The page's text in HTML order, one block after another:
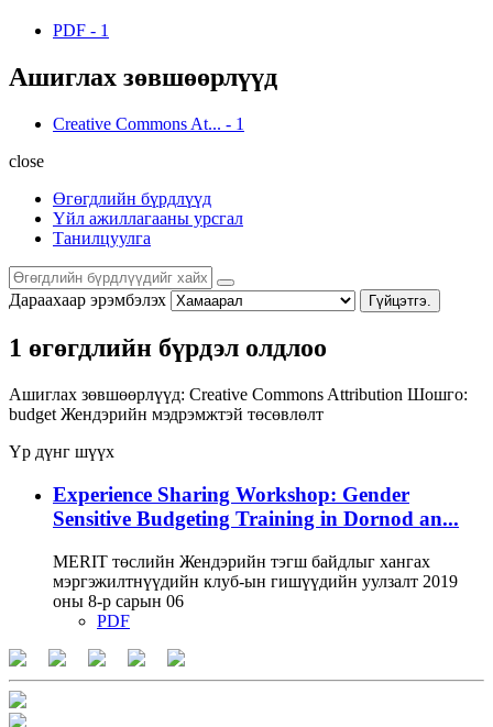
PDF - 1
Ашиглах зөвшөөрлүүд
Creative Commons At... - 1
close
Өгөгдлийн бүрдлүүд
Үйл ажиллагааны урсгал
Танилцуулга
Дараахаар эрэмбэлэх Гүйцэтгэ.
1 өгөгдлийн бүрдэл олдлоо
Ашиглах зөвшөөрлүүд: Creative Commons Attribution Шошго:
budget Жендэрийн мэдрэмжтэй төсөвлөлт
Үр дүнг шүүх
Experience Sharing Workshop: Gender
Sensitive Budgeting Training in Dornod an...
MERIT төслийн Жендэрийн тэгш байдлыг хангах
мэргэжилтнүүдийн клуб-ын гишүүдийн уулзалт 2019
оны 8-р сарын 06
PDF